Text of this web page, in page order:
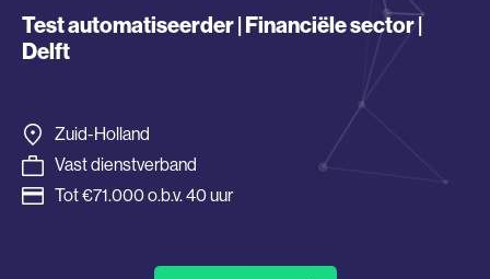
Test automatiseerder | Financiële sector |
Delft
Zuid-Holland
Vast dienstverband
Tot €71.000 o.b.v. 40 uur